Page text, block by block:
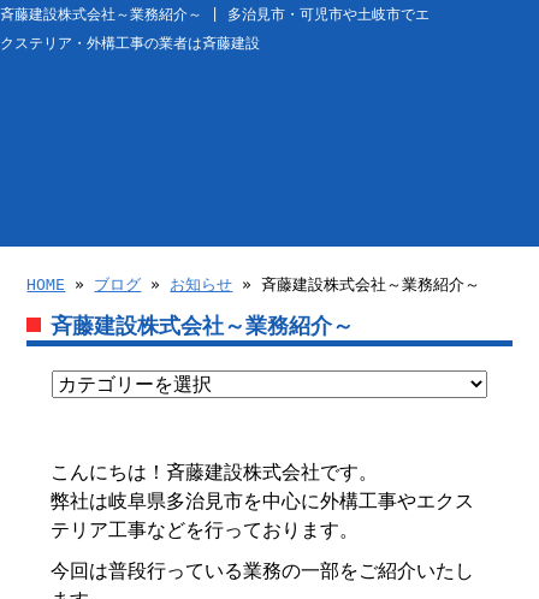
斉藤建設株式会社～業務紹介～ | 多治見市・可児市や土岐市でエ
クステリア・外構工事の業者は斉藤建設
HOME » ブログ » お知らせ » 斉藤建設株式会社～業務紹介～
斉藤建設株式会社～業務紹介～
こんにちは！斉藤建設株式会社です。
弊社は岐阜県多治見市を中心に外構工事やエクス
テリア工事などを行っております。
今回は普段行っている業務の一部をご紹介いたし